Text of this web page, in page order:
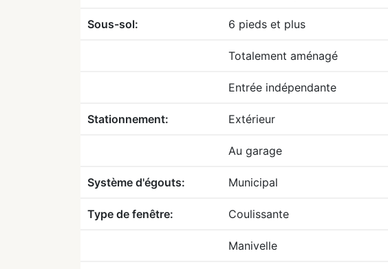
Sous-sol: 6 pieds et plus
Totalement aménagé
Entrée indépendante
Stationnement: Extérieur
Au garage
Système d'égouts: Municipal
Type de fenêtre: Coulissante
Manivelle